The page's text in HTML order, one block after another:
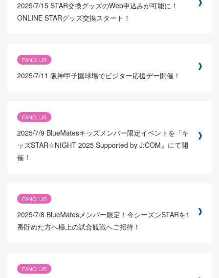
2025/7/15 STAR交換グッズのWeb申込みが可能に！
ONLINE STARグッズ交換スタート！
FANCLUB
2025/7/11 阪神甲子園球場でビジター応援デー開催！
FANCLUB
2025/7/9 BlueMatesキッズメンバー限定イベントを『キ
ッズSTAR☆NIGHT 2025 Supported by J:COM』にて開
催！
FANCLUB
2025/7/8 BlueMatesメンバー限定！今シーズンSTARを1
番貯めた方へ極上の試合観戦へご招待！
FANCLUB